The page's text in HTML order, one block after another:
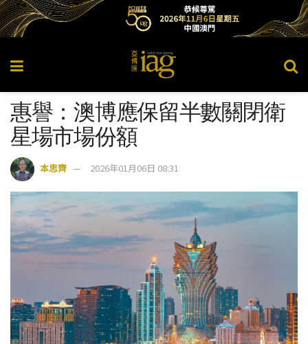
惠譽：澳博應保留半數關閉衛
星場市場份額
本思齊 2026年01月06日 08:31